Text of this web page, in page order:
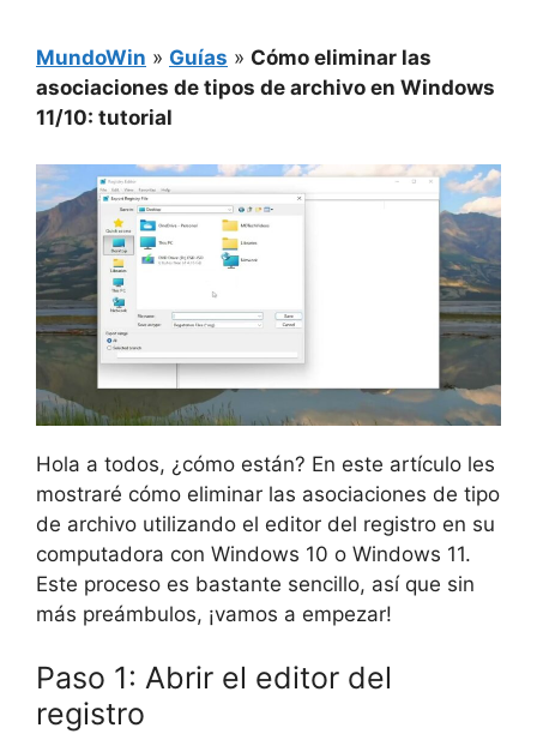
MundoWin » Guías » Cómo eliminar las
asociaciones de tipos de archivo en Windows
11/10: tutorial
Hola a todos, ¿cómo están? En este artículo les
mostraré cómo eliminar las asociaciones de tipo
de archivo utilizando el editor del registro en su
computadora con Windows 10 o Windows 11.
Este proceso es bastante sencillo, así que sin
más preámbulos, ¡vamos a empezar!
Paso 1: Abrir el editor del
registro